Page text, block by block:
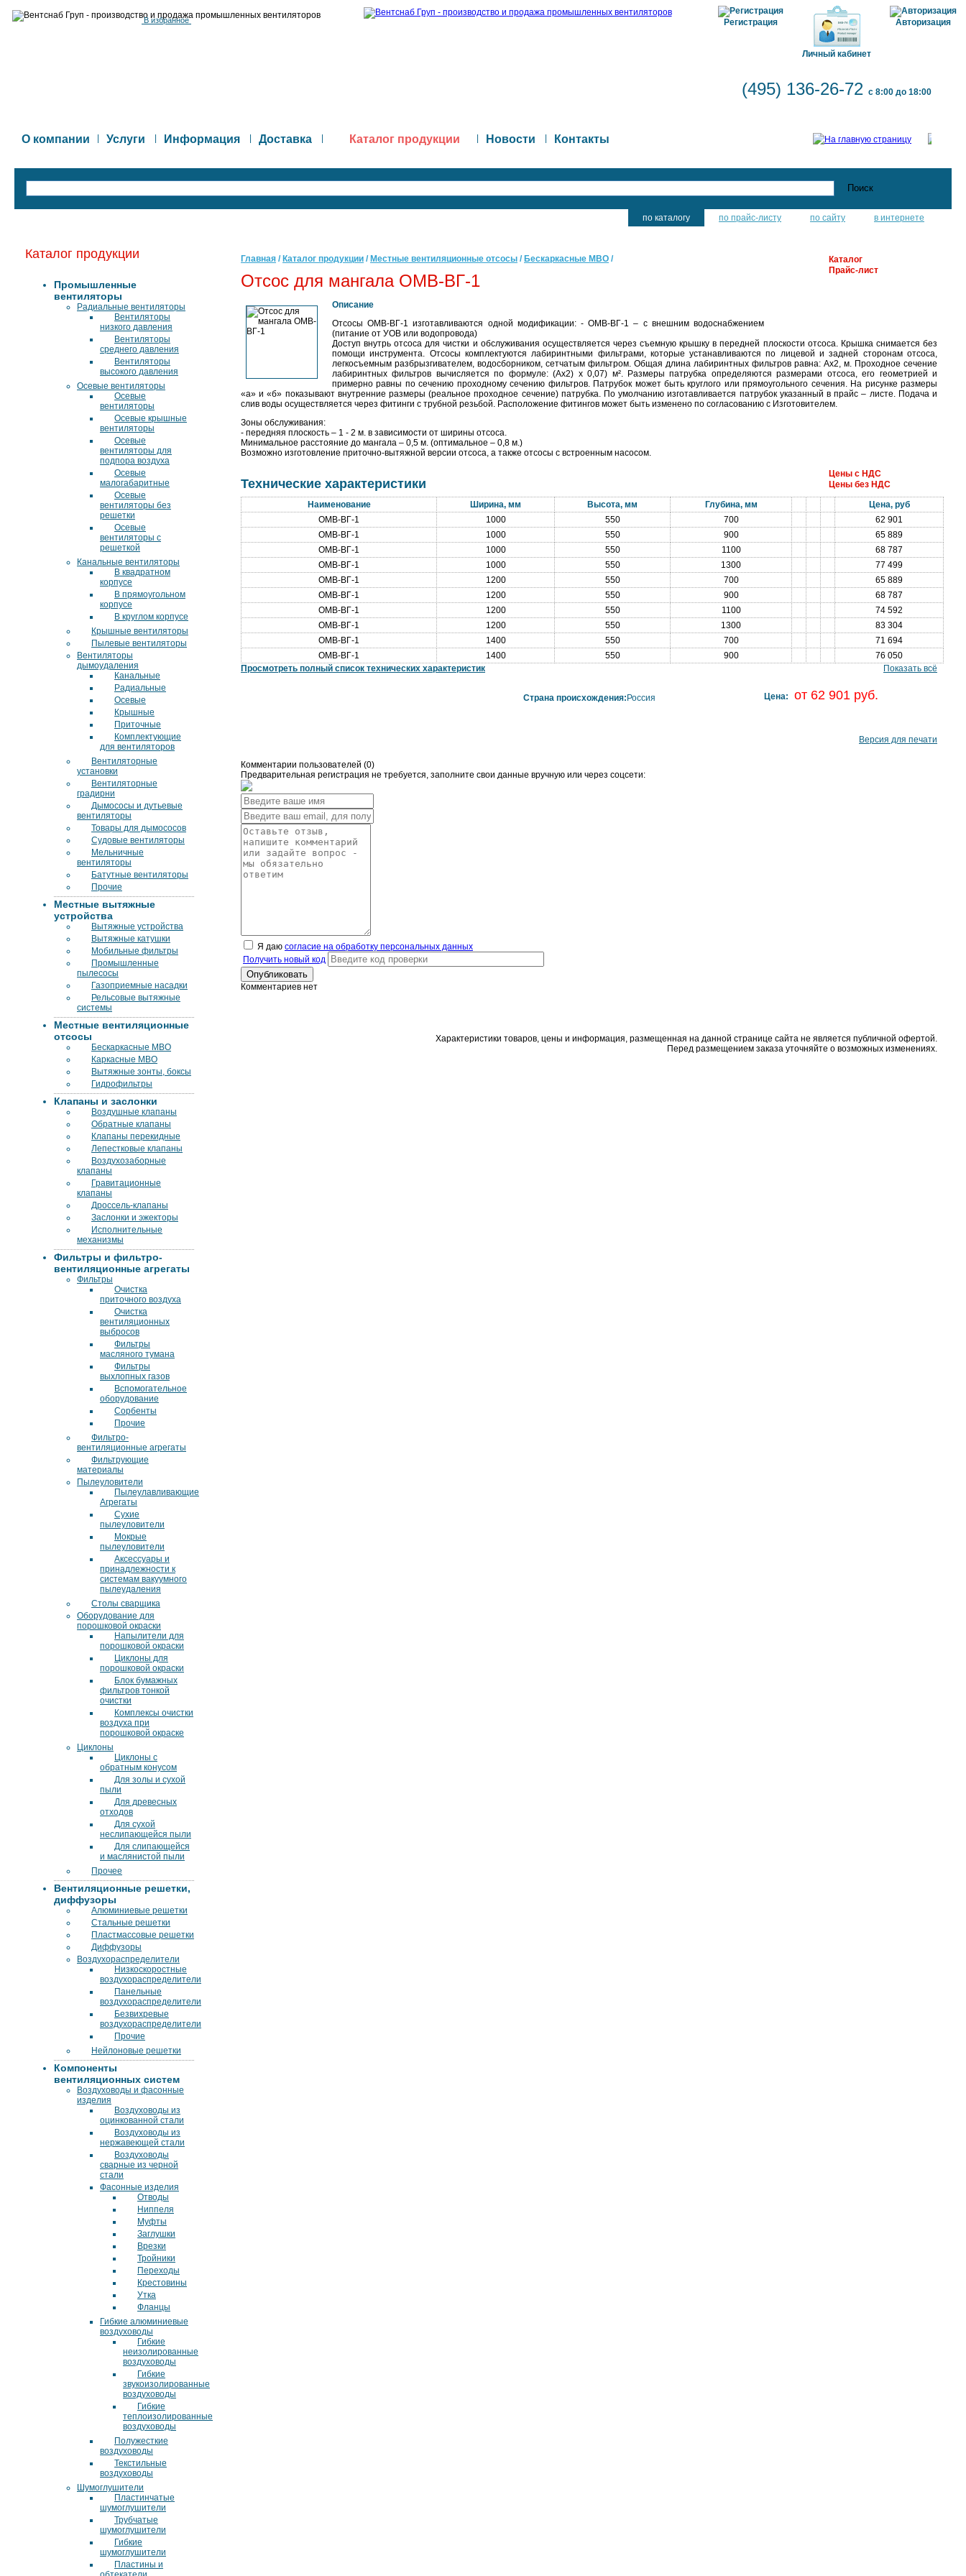
Регистрация
Личный кабинет
Авторизация
(495) 136-26-72 с 8:00 до 18:00
В избранное
О компании Услуги Информация Доставка Каталог продукции Новости Контакты
по каталогу по прайс-листу по сайту в интернете
Каталог продукции
Промышленные
вентиляторы
Радиальные вентиляторы
Вентиляторы
низкого давления
Вентиляторы
среднего давления
Вентиляторы
высокого давления
Осевые вентиляторы
Осевые
вентиляторы
Осевые крышные
вентиляторы
Осевые
вентиляторы для
подпора воздуха
Осевые
малогабаритные
Осевые
вентиляторы без
решетки
Осевые
вентиляторы с
решеткой
Канальные вентиляторы
В квадратном
корпусе
В прямоугольном
корпусе
В круглом корпусе
Крышные вентиляторы
Пылевые вентиляторы
Вентиляторы
дымоудаления
Канальные
Радиальные
Осевые
Крышные
Приточные
Комплектующие
для вентиляторов
Вентиляторные
установки
Вентиляторные
градирни
Дымососы и дутьевые
вентиляторы
Товары для дымососов
Судовые вентиляторы
Мельничные
вентиляторы
Батутные вентиляторы
Прочие
Местные вытяжные
устройства
Вытяжные устройства
Вытяжные катушки
Мобильные фильтры
Промышленные
пылесосы
Газоприемные насадки
Рельсовые вытяжные
системы
Местные вентиляционные
отсосы
Бескаркасные МВО
Каркасные МВО
Вытяжные зонты, боксы
Гидрофильтры
Клапаны и заслонки
Воздушные клапаны
Обратные клапаны
Клапаны перекидные
Лепестковые клапаны
Воздухозаборные
клапаны
Гравитационные
клапаны
Дроссель-клапаны
Заслонки и эжекторы
Исполнительные
механизмы
Фильтры и фильтро-
вентиляционные агрегаты
Фильтры
Очистка
приточного воздуха
Очистка
вентиляционных
выбросов
Фильтры
масляного тумана
Фильтры
выхлопных газов
Вспомогательное
оборудование
Сорбенты
Прочие
Фильтро-
вентиляционные агрегаты
Фильтрующие
материалы
Пылеуловители
Пылеулавливающие
Агрегаты
Сухие
пылеуловители
Мокрые
пылеуловители
Аксессуары и
принадлежности к
системам вакуумного
пылеудаления
Столы сварщика
Оборудование для
порошковой окраски
Напылители для
порошковой окраски
Циклоны для
порошковой окраски
Блок бумажных
фильтров тонкой
очистки
Комплексы очистки
воздуха при
порошковой окраске
Циклоны
Циклоны с
обратным конусом
Для золы и сухой
пыли
Для древесных
отходов
Для сухой
неслипающейся пыли
Для слипающейся
и маслянистой пыли
Прочее
Вентиляционные решетки,
диффузоры
Алюминиевые решетки
Стальные решетки
Пластмассовые решетки
Диффузоры
Воздухораспределители
Низкоскоростные
воздухораспределители
Панельные
воздухораспределители
Безвихревые
воздухораспределители
Прочие
Нейлоновые решетки
Компоненты
вентиляционных систем
Воздуховоды и фасонные
изделия
Воздуховоды из
оцинкованной стали
Воздуховоды из
нержавеющей стали
Воздуховоды
сварные из черной
стали
Фасонные изделия
Отводы
Ниппеля
Муфты
Заглушки
Врезки
Тройники
Переходы
Крестовины
Утка
Фланцы
Гибкие алюминиевые
воздуховоды
Гибкие
неизолированные
воздуховоды
Гибкие
звукоизолированные
воздуховоды
Гибкие
теплоизолированные
воздуховоды
Полужесткие
воздуховоды
Текстильные
воздуховоды
Шумоглушители
Пластинчатые
шумоглушители
Трубчатые
шумоглушители
Гибкие
шумоглушители
Пластины и
Каталог
Прайс-лист
Главная /Каталог продукции /Местные вентиляционные отсосы /Бескаркасные МВО /
Отсос для мангала ОМВ-ВГ-1
Описание
Отсосы ОМВ-ВГ-1 изготавливаются одной модификации: - ОМВ-ВГ-1 – с внешним водоснабжением
(питание от УОВ или водопровода)
Доступ внутрь отсоса для чистки и обслуживания осуществляется через съемную крышку в передней плоскости отсоса. Крышка снимается без
помощи инструмента. Отсосы комплектуются лабиринтными фильтрами, которые устанавливаются по лицевой и задней сторонам отсоса,
легкосъемным разбрызгивателем, водосборником, сетчатым фильтром. Общая длина лабиринтных фильтров равна: Ах2, м. Проходное сечение
лабиринтных фильтров вычисляется по формуле: (Ах2) х 0,07) м². Размеры патрубка определяются размерами отсоса, его геометрией и
примерно равны по сечению проходному сечению фильтров. Патрубок может быть круглого или прямоугольного сечения. На рисунке размеры
«а» и «б» показывают внутренние размеры (реальное проходное сечение) патрубка. По умолчанию изготавливается патрубок указанный в прайс – листе. Подача и
слив воды осуществляется через фитинги с трубной резьбой. Расположение фитингов может быть изменено по согласованию с Изготовителем.
Зоны обслуживания:
- передняя плоскость – 1 - 2 м. в зависимости от ширины отсоса.
Минимальное расстояние до мангала – 0,5 м. (оптимальное – 0,8 м.)
Возможно изготовление приточно-вытяжной версии отсоса, а также отсосы с встроенным насосом.
Технические характеристики
Цены с НДС
Цены без НДС
Наименование
Ширина, мм Высота, мм Глубина, мм
Цена, руб
ОМВ-ВГ-1
1000 550 700
62 901
ОМВ-ВГ-1
1000 550 900
65 889
ОМВ-ВГ-1
1000 550 1100
68 787
ОМВ-ВГ-1
1000 550 1300
77 499
ОМВ-ВГ-1
1200 550 700
65 889
ОМВ-ВГ-1
1200 550 900
68 787
ОМВ-ВГ-1
1200 550 1100
74 592
ОМВ-ВГ-1
1200 550 1300
83 304
ОМВ-ВГ-1
1400 550 700
71 694
ОМВ-ВГ-1
1400 550 900
76 050
Показать всё
Просмотреть полный список технических характеристик
Страна происхождения:Россия Цена: от 62 901 руб.
Версия для печати
Комментарии пользователей (0)
Предварительная регистрация не требуется, заполните свои данные вручную или через соцсети:
Я даю согласие на обработку персональных данных
Получить новый код
Комментариев нет
Характеристики товаров, цены и информация, размещенная на данной странице сайта не является публичной офертой.
Перед размещением заказа уточняйте о возможных изменениях.